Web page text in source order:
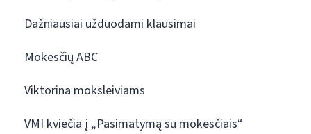
Dažniausiai užduodami klausimai
Mokesčių ABC
Viktorina moksleiviams
VMI kviečia į „Pasimatymą su mokesčiais“